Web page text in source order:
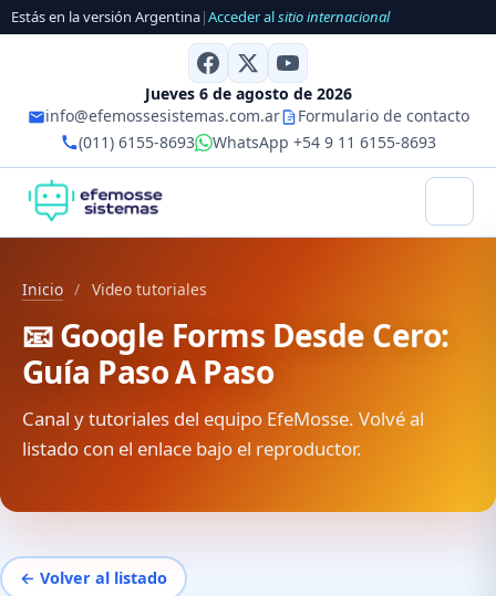
Estás en la versión Argentina|Acceder alsitio internacional
Jueves 6 de agosto de 2026
info@efemossesistemas.com.ar
Formulario de contacto
(011) 6155-8693
WhatsApp +54 9 11 6155-8693
Inicio / Video tutoriales
📧 Google Forms Desde Cero:
Guía Paso A Paso
Canal y tutoriales del equipo EfeMosse. Volvé al
listado con el enlace bajo el reproductor.
← Volver al listado